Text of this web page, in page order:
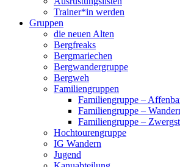
Trainer*in werden
Gruppen
die neuen Alten
Bergfreaks
Bergmariechen
Bergwandergruppe
Bergweh
Familiengruppen
Familiengruppe –
Familiengruppe –
Familiengruppe –
Hochtourengruppe
IG Wandern
Jugend